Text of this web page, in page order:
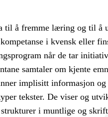
til å fremme læring og til å
i kvensk eller
når de tar
samtaler om kjente
implisitt informasjon
tekster. De viser og
i muntlige og